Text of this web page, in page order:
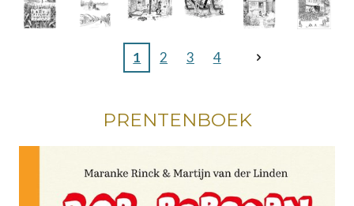
1 2 3 4
PRENTENBOEK